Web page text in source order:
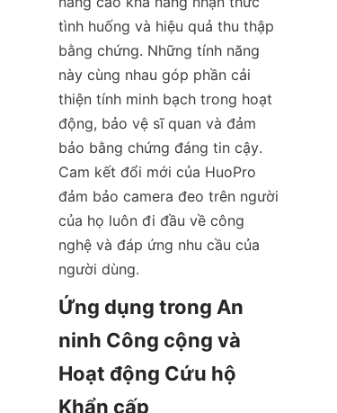
tình huống và hiệu quả thu thập
bằng chứng. Những tính năng
này cùng nhau góp phần cải
thiện tính minh bạch trong hoạt
động, bảo vệ sĩ quan và đảm
bảo bằng chứng đáng tin cậy.
Cam kết đổi mới của HuoPro
đảm bảo camera đeo trên người
của họ luôn đi đầu về công
nghệ và đáp ứng nhu cầu của
Ứng dụng trong An
ninh Công cộng và
Hoạt động Cứu hộ